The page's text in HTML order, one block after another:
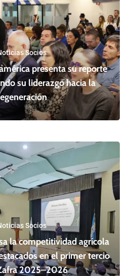
Socios
presenta su reporte
su liderazgo hacia la
Socios
la competitividad agrícola
en el primer tercio
2025–2026